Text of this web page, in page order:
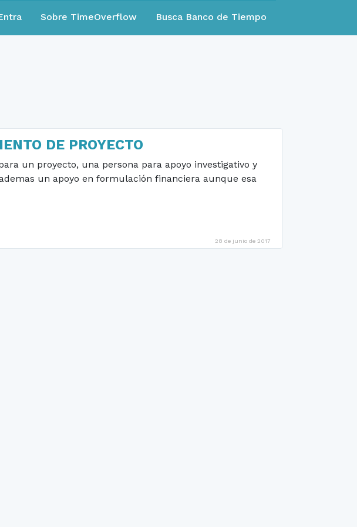
Sobre TimeOverflow Busca Banco de Tiempo
DE PROYECTO
un proyecto, una persona para apoyo investigativo y
un apoyo en formulación financiera aunque esa
28 de junio de 2017